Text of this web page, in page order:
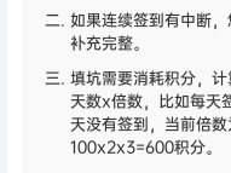
如果连续签到有中断
补充完整。
填坑需要消耗积分，
天数x倍数，比如每天
天没有签到，当前倍
100x2x3=600积分。